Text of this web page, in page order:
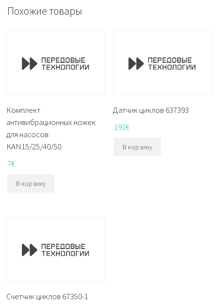
Похожие товары
Комплект
антивибрационных ножек
для насосов
KAN15/25/40/50
7€
В корзину
Датчик циклов 637393
191€
В корзину
Счетчик циклов 67350-1